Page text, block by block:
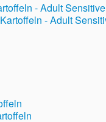
- Adult Sensitive